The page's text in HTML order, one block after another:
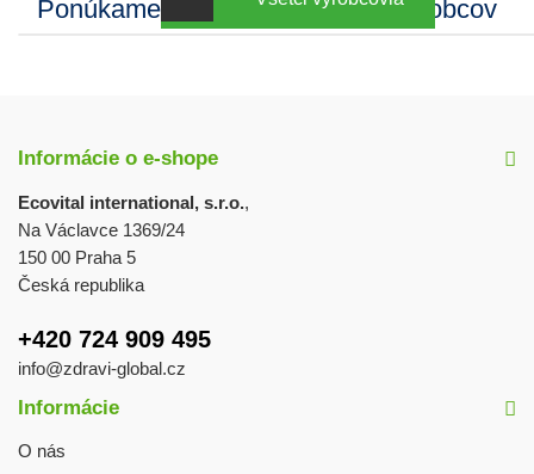
Ponúkame sortiment mnohých výrobcov
Informácie o e-shope
Ecovital international, s.r.o.,
Na Václavce 1369/24
150 00 Praha 5
Česká republika
+420 724 909 495
info@zdravi-global.cz
Informácie
O nás